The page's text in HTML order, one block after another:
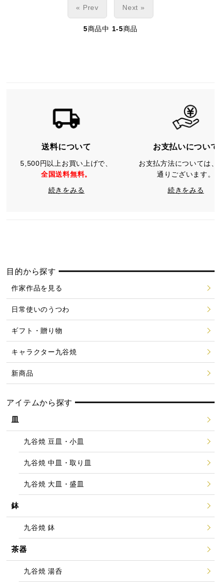
« Prev Next »
5商品中 1-5商品
送料について
5,500円以上お買い上げで、
全国送料無料。
続きをみる
お支払いについて
お支払方法については、
通りございます。
続きをみる
目的から探す
作家作品を見る
日常使いのうつわ
ギフト・贈り物
キャラクター九谷焼
新商品
アイテムから探す
皿
九谷焼 豆皿・小皿
九谷焼 中皿・取り皿
九谷焼 大皿・盛皿
鉢
九谷焼 鉢
茶器
九谷焼 湯呑